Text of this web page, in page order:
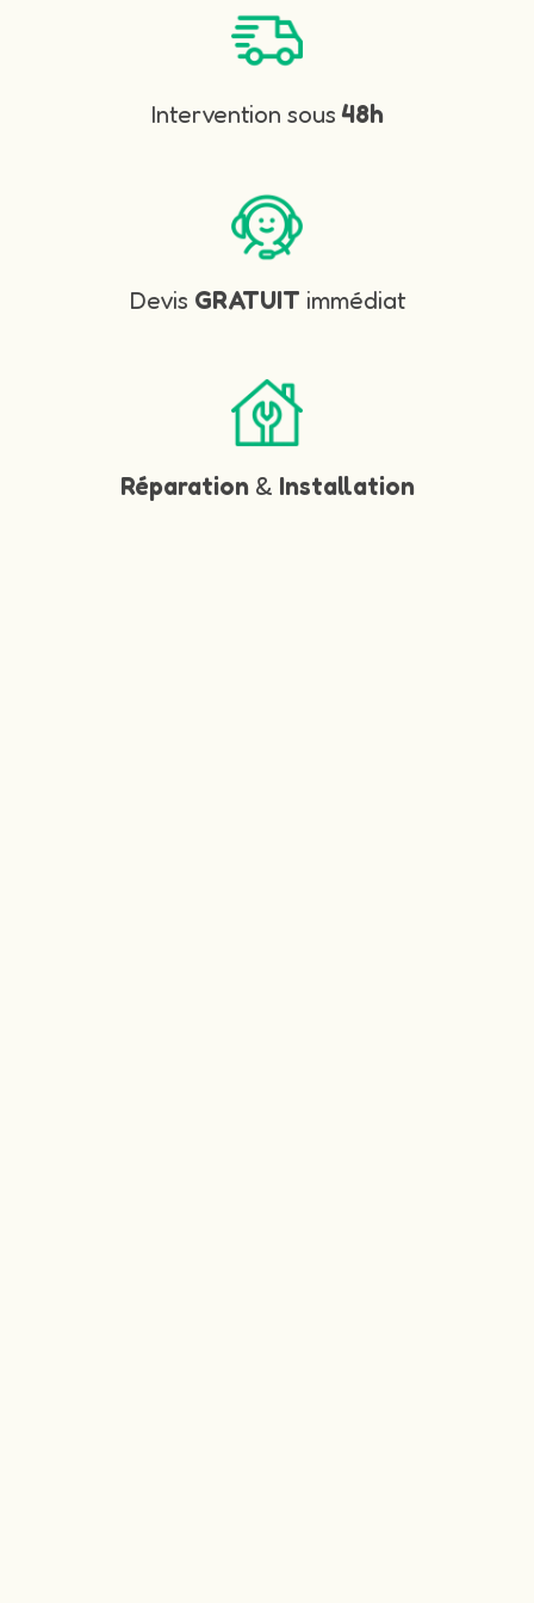
Intervention sous 48h
Devis GRATUIT immédiat
Réparation & Installation